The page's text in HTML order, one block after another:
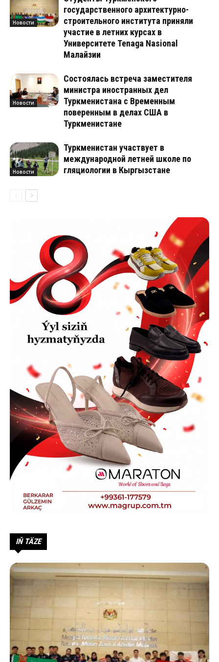
Новости
государственного архитектурно-
строительного института приняли
участие в летних курсах в
Университете Tenaga Nasional
Малайзии
Новости
Состоялась встреча заместителя
министра иностранных дел
Туркменистана с Временным
поверенным в делах США в
Туркменистане
Новости
Туркменистан участвует в
международной летней школе по
гляциологии в Кыргызстане
IŇ TÄZE